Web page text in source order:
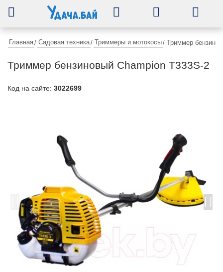
Главная/ Садовая техника/ Триммеры и мотокосы/ Триммер
Триммер бензиновый Champion T333S-2
Код на сайте: 3022699